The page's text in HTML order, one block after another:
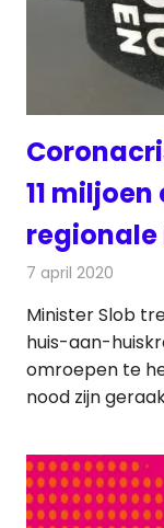
11
7 april 2020
Minister Slob
huis-aan-
omroepen te
nood zijn